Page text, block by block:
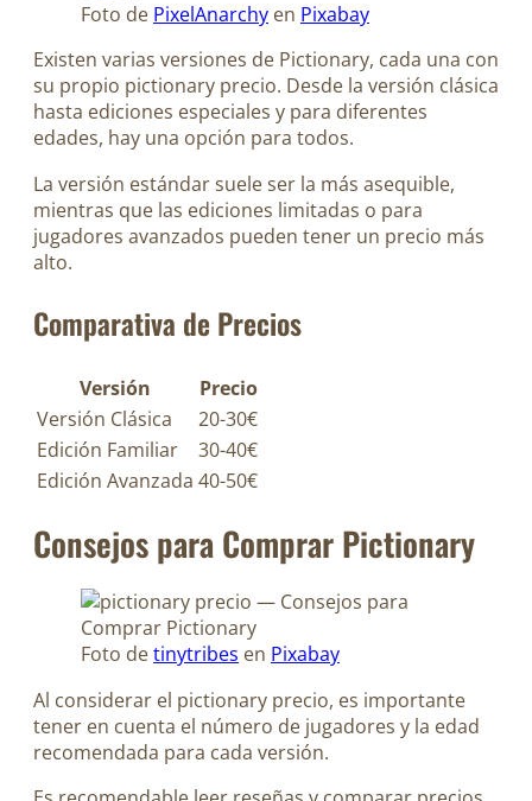
Foto de PixelAnarchy en Pixabay
Existen varias versiones de Pictionary, cada una con
su propio pictionary precio. Desde la versión clásica
hasta ediciones especiales y para diferentes
edades, hay una opción para todos.
La versión estándar suele ser la más asequible,
mientras que las ediciones limitadas o para
jugadores avanzados pueden tener un precio más
alto.
Comparativa de Precios
Versión
Precio
Versión Clásica
20-30€
Edición Familiar
30-40€
Edición Avanzada 40-50€
Consejos para Comprar Pictionary
Foto detinytribes en Pixabay
Al considerar el pictionary precio, es importante
tener en cuenta el número de jugadores y la edad
recomendada para cada versión.